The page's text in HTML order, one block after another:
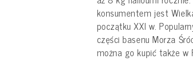
konsumentem jest
początku XXI w.
części basenu Morza
można go kupić także w